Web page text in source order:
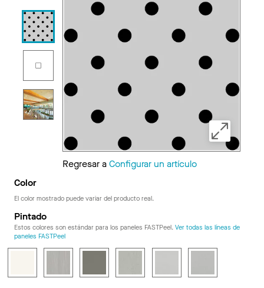
Regresar aConfigurar un artículo
Color
El color mostrado puede variar del producto real.
Pintado
Estos colores son estándar para los paneles FASTPeel. Ver todas las líneas de
paneles FASTPeel